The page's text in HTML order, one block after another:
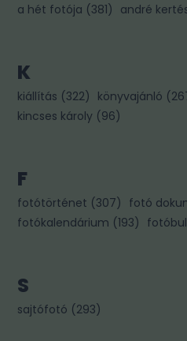
a hét fotója (381) andré
K
kiállítás (322) könyvajánló (
kincses károly (96)
F
fotótörténet (307) fotó
fotókalendárium (193)
S
sajtófotó (293)